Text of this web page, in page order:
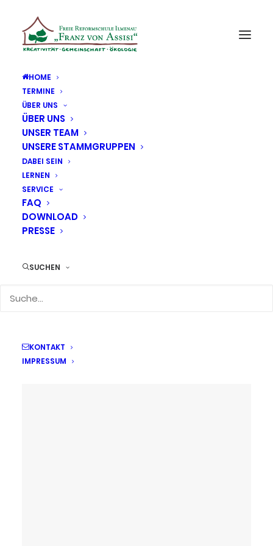
HOME
TERMINE
ÜBER UNS
ÜBER UNS
UNSER TEAM
UNSERE STAMMGRUPPEN
DABEI SEIN
LERNEN
SERVICE
FAQ
DOWNLOAD
PRESSE
SUCHEN
KONTAKT
IMPRESSUM